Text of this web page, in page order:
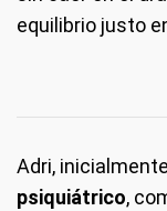
equilibrio justo
Adri,
psiquiátrico,